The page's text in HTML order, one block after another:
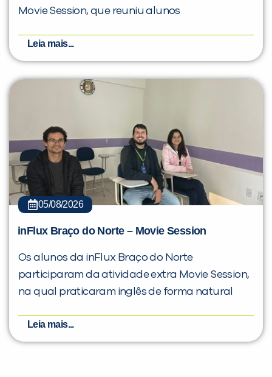
Movie Session, que reuniu alunos
Leia mais...
05/08/2026
inFlux Braço do Norte – Movie Session
Os alunos da inFlux Braço do Norte
participaram da atividade extra Movie Session,
na qual praticaram inglês de forma natural
Leia mais...